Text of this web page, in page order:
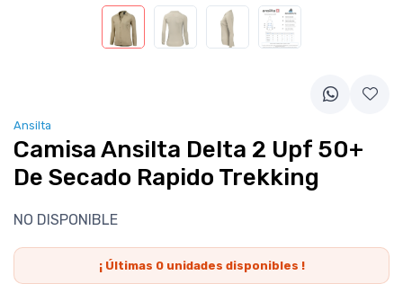
Ansilta
Camisa Ansilta Delta 2 Upf 50+
De Secado Rapido Trekking
NO DISPONIBLE
¡ Últimas 0unidades disponibles !